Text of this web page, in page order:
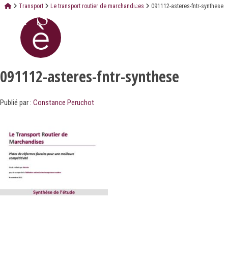
Transport Le transport routier de marchandises 091112-asteres-fntr-synthese
091112-asteres-fntr-synthese
Publié par : Constance Peruchot